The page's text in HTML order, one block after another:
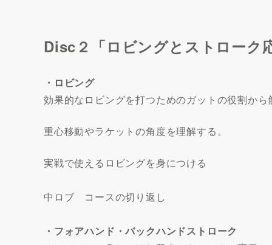
Disc２「ロビングとストローク
・ロビング
効果的なロビングを打つためのガットの役割から
重心移動やラケットの角度を理解する。
実戦で使えるロビングを身につける
中ロブ コースの切り返し
・フォアハンド・バックハンドストローク